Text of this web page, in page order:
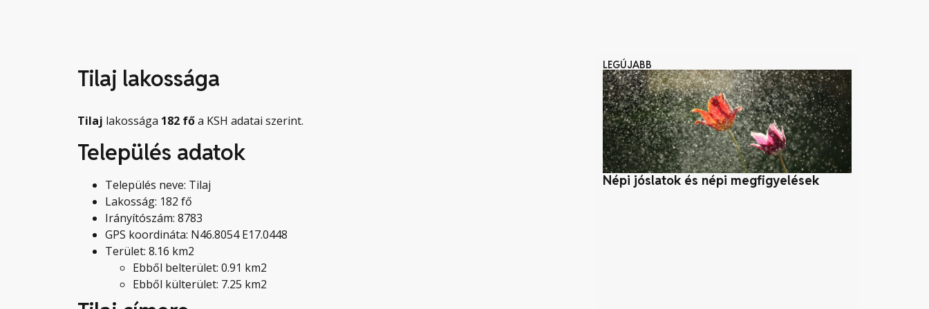
Tilaj lakossága
Tilaj lakossága 182 főa KSH adatai szerint.
Település adatok
Település neve: Tilaj
Lakosság: 182 fő
Irányítószám: 8783
GPS koordináta: N46.8054 E17.0448
Terület: 8.16 km2
Ebből belterület: 0.91 km2
Ebből külterület: 7.25 km2
LEGÚJABB
Népi jóslatok és népi megfigyelések